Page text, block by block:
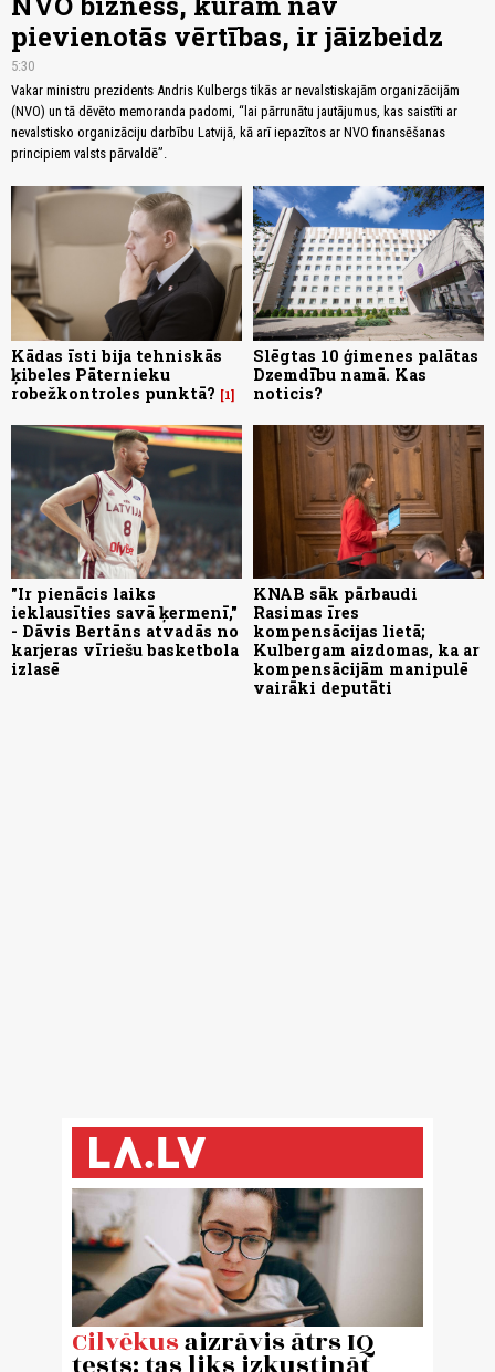
pievienotās vērtības, ir jāizbeidz
5:30
Vakar ministru prezidents Andris Kulbergs tikās ar nevalstiskajām organizācijām
(NVO) un tā dēvēto memoranda padomi, “lai pārrunātu jautājumus, kas saistīti ar
nevalstisko organizāciju darbību Latvijā, kā arī iepazītos ar NVO finansēšanas
principiem valsts pārvaldē”.
Kādas īsti bija tehniskās
ķibeles Pāternieku
robežkontroles punktā?
1
Slēgtas 10 ģimenes palātas
Dzemdību namā. Kas
noticis?
"Ir pienācis laiks
ieklausīties savā ķermenī,"
- Dāvis Bertāns atvadās no
karjeras vīriešu basketbola
izlasē
KNAB sāk pārbaudi
Rasimas īres
kompensācijas lietā;
Kulbergam aizdomas, ka ar
kompensācijām manipulē
vairāki deputāti